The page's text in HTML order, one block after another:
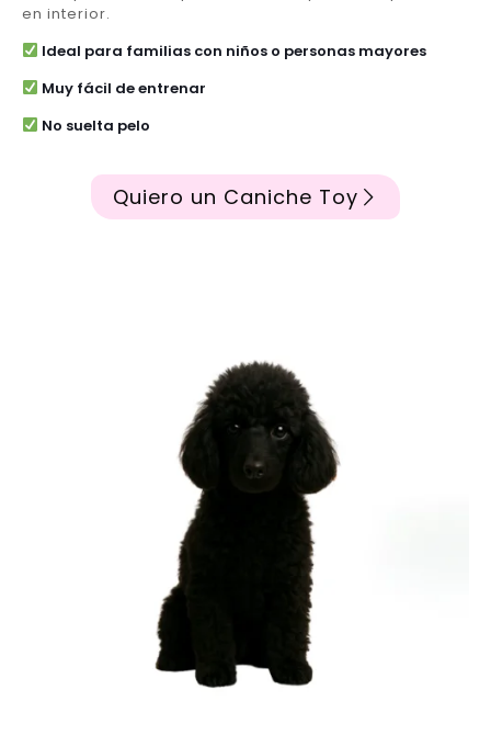
en interior.
Ideal para familias con niños o personas mayores
Muy fácil de entrenar
No suelta pelo
Quiero un Caniche Toy